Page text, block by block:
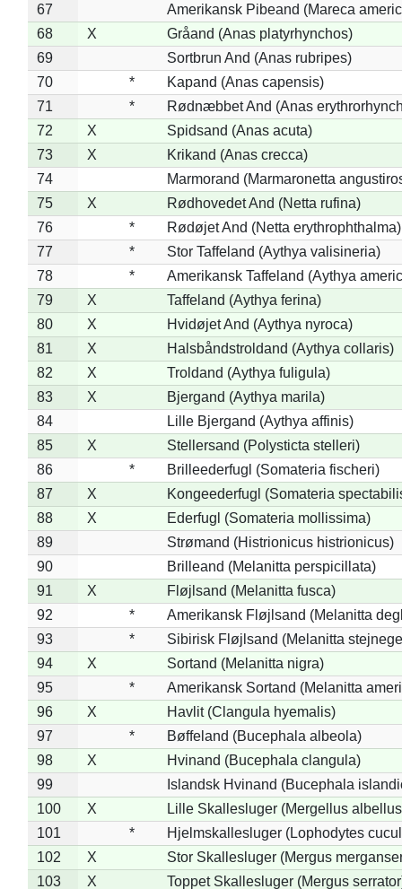
67
Amerikansk Pibeand (Mareca
68
X
Gråand (Anas platyrhynchos)
69
Sortbrun And (Anas rubripes)
70
*
Kapand (Anas capensis)
71
*
Rødnæbbet And (Anas
72
X
Spidsand (Anas acuta)
73
X
Krikand (Anas crecca)
74
Marmorand (Marmaronetta
75
X
Rødhovedet And (Netta rufina)
76
*
Rødøjet And (Netta erythrophthalma)
77
*
Stor Taffeland (Aythya valisineria)
78
*
Amerikansk Taffeland (Aythya
79
X
Taffeland (Aythya ferina)
80
X
Hvidøjet And (Aythya nyroca)
81
X
Halsbåndstroldand (Aythya collaris)
82
X
Troldand (Aythya fuligula)
83
X
Bjergand (Aythya marila)
84
Lille Bjergand (Aythya affinis)
85
X
Stellersand (Polysticta stelleri)
86
*
Brilleederfugl (Somateria fischeri)
87
X
Kongeederfugl (Somateria
88
X
Ederfugl (Somateria mollissima)
89
Strømand (Histrionicus histrionicus)
90
Brilleand (Melanitta perspicillata)
91
X
Fløjlsand (Melanitta fusca)
92
*
Amerikansk Fløjlsand (Melanitta
93
*
Sibirisk Fløjlsand (Melanitta
94
X
Sortand (Melanitta nigra)
95
*
Amerikansk Sortand (Melanitta
96
X
Havlit (Clangula hyemalis)
97
*
Bøffeland (Bucephala albeola)
98
X
Hvinand (Bucephala clangula)
99
Islandsk Hvinand (Bucephala
100
X
Lille Skallesluger (Mergellus
101
*
Hjelmskallesluger (Lophodytes
102
X
Stor Skallesluger (Mergus
103
X Toppet Skallesluger (Mergus